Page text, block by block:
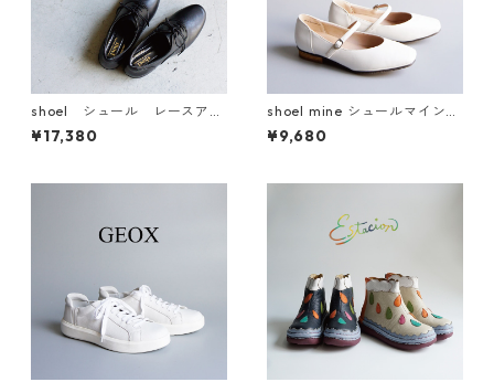
shoel シュール レースアッ
プレザーシューズ 3634
¥17,380
shoel mine シュールマイン
メリージェーン 7459
¥9,680